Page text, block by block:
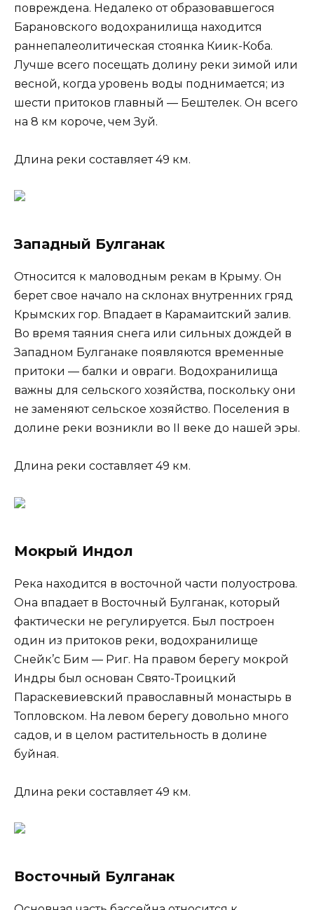
повреждена. Недалеко от образовавшегося
Барановского водохранилища находится
раннепалеолитическая стоянка Киик-Коба.
Лучше всего посещать долину реки зимой или
весной, когда уровень воды поднимается; из
шести притоков главный — Бештелек. Он всего
на 8 км короче, чем Зуй.
Длина реки составляет 49 км.
Западный Булганак
Относится к маловодным рекам в Крыму. Он
берет свое начало на склонах внутренних гряд
Крымских гор. Впадает в Карамаитский залив.
Во время таяния снега или сильных дождей в
Западном Булганаке появляются временные
притоки — балки и овраги. Водохранилища
важны для сельского хозяйства, поскольку они
не заменяют сельское хозяйство. Поселения в
долине реки возникли во II веке до нашей эры.
Длина реки составляет 49 км.
Мокрый Индол
Река находится в восточной части полуострова.
Она впадает в Восточный Булганак, который
фактически не регулируется. Был построен
один из притоков реки, водохранилище
Снейк’с Бим — Риг. На правом берегу мокрой
Индры был основан Свято-Троицкий
Параскевиевский православный монастырь в
Топловском. На левом берегу довольно много
садов, и в целом растительность в долине
буйная.
Длина реки составляет 49 км.
Восточный Булганак